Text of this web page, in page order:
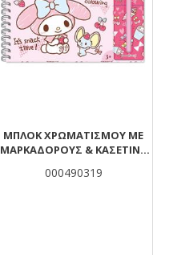
ΜΠΛΟΚ ΧΡΩΜΑΤΙΣΜΟΥ ΜΕ
ΜΑΡΚΑΔΟΡΟΥΣ & ΚΑΣΕΤΙΝΑ
000490319